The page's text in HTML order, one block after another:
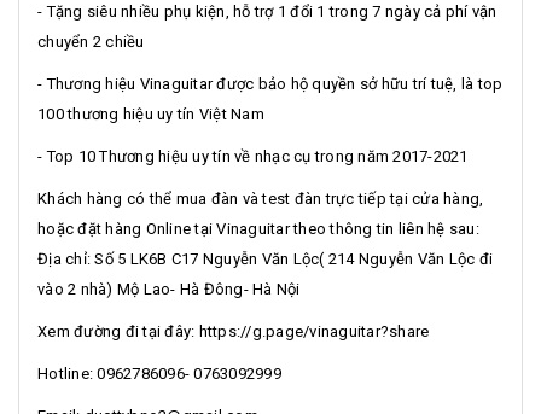
- Tặng siêu nhiều phụ kiện, hỗ trợ 1 đổi 1 trong 7 ngày cả phí vận
chuyển 2 chiều
- Thương hiệu Vinaguitar được bảo hộ quyền sở hữu trí tuệ, là top
100 thương hiệu uy tín Việt Nam
- Top 10 Thương hiệu uy tín về nhạc cụ trong năm 2017-2021
Khách hàng có thể mua đàn và test đàn trực tiếp tại cửa hàng,
hoặc đặt hàng Online tại Vinaguitar theo thông tin liên hệ sau:
Địa chỉ: Số 5 LK6B C17 Nguyễn Văn Lộc( 214 Nguyễn Văn Lộc đi
vào 2 nhà) Mộ Lao- Hà Đông- Hà Nội
Xem đường đi tại đây: https://g.page/vinaguitar?share
Hotline: 0962786096- 0763092999